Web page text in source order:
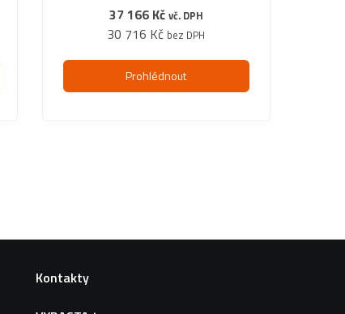
37 166 Kč vč. DPH
30 716 Kč bez DPH
Prohlédnout
Kontakty